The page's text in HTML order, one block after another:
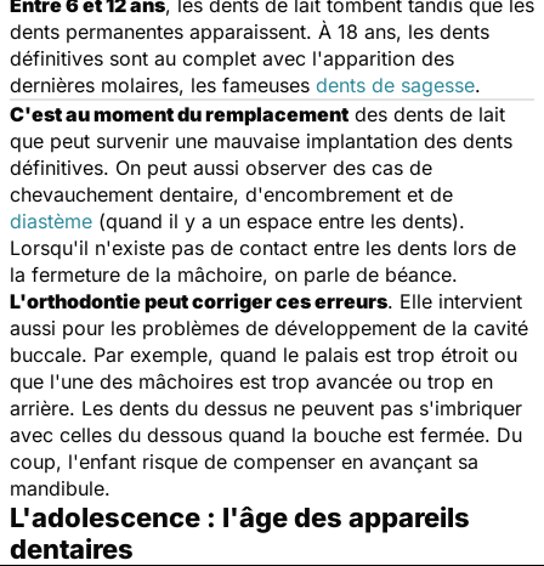
dents permanentes apparaissent. À 18 ans, les dents
définitives sont au complet avec l'apparition des
dernières molaires, les fameuses dents de sagesse.
C'est au moment du remplacement des dents de lait
que peut survenir une mauvaise implantation des dents
définitives. On peut aussi observer des cas de
chevauchement dentaire, d'encombrement et de
diastème (quand il y a un espace entre les dents).
Lorsqu'il n'existe pas de contact entre les dents lors de
la fermeture de la mâchoire, on parle de béance.
L'orthodontie peut corriger ces erreurs. Elle intervient
aussi pour les problèmes de développement de la cavité
buccale. Par exemple, quand le palais est trop étroit ou
que l'une des mâchoires est trop avancée ou trop en
arrière. Les dents du dessus ne peuvent pas s'imbriquer
avec celles du dessous quand la bouche est fermée. Du
coup, l'enfant risque de compenser en avançant sa
mandibule.
L'adolescence : l'âge des appareils
dentaires